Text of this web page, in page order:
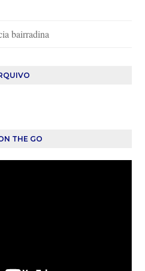
bairradina
THE GO